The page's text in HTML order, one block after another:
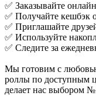
✅ Заказывайте
✅ Получайте кешбэк
✅ Приглашайте
✅ Используйте
✅ Следите за
Мы готовим с
роллы по доступным
делает нас выбором